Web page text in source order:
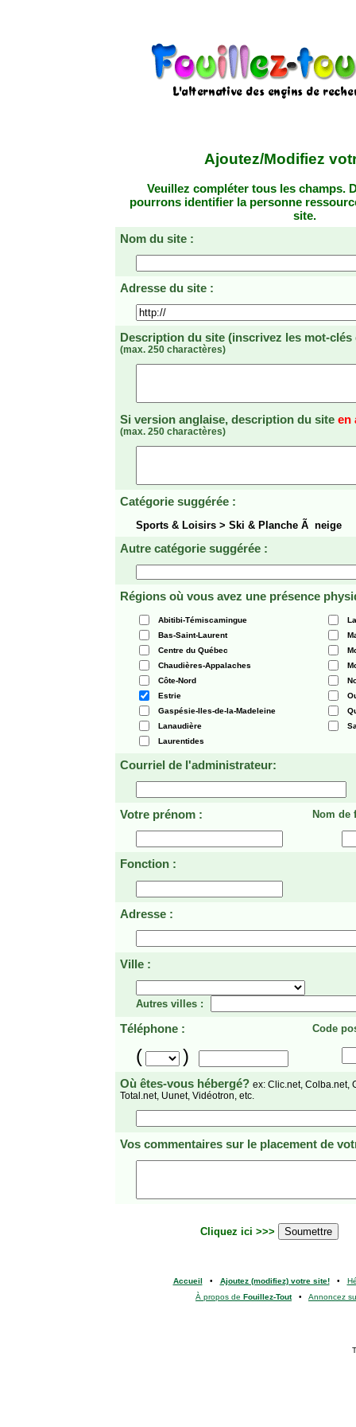
Ajoutez/Modifiez
Veuillez compléter tous les champs.
pourrons identifier la personne
site.
Nom du site :
Adresse du site :
Description du site (inscrivez les mot-
(max. 250 charactères)
Si version anglaise, description du site en
(max. 250 charactères)
Catégorie suggérée :
Sports & Loisirs > Ski & Planche Ã neige
Autre catégorie suggérée :
Régions où vous avez une présence
Abitibi-Témiscamingue
Bas-Saint-Laurent
Centre du Québec
Chaudières-Appalaches
Côte-Nord
Estrie
Gaspésie-Iles-de-la-Madeleine
Lanaudière
Laurentides
Courriel de l'administrateur:
Votre prénom : Nom de
Fonction :
Adresse :
Ville :
Autres villes :
Téléphone : Code
( )
Où êtes-vous hébergé? ex: Clic.net, Colba.net,
Total.net, Uunet, Vidéotron, etc.
Vos commentaires sur le placement de
Cliquez ici >>>
Accueil • Ajoutez (modifiez) votre site!•
À propos de Fouillez-Tout• Annoncez